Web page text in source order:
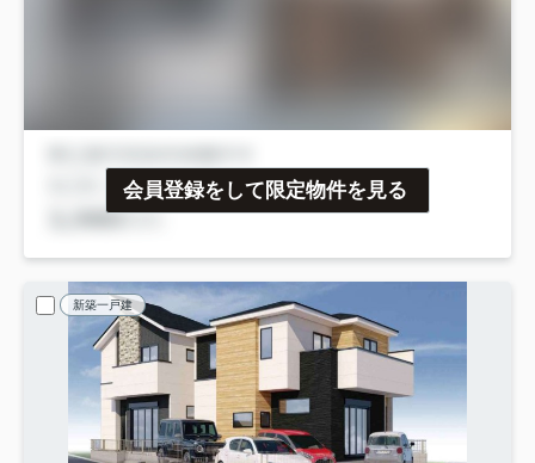
会員登録をして限定物件を見る
新築一戸建